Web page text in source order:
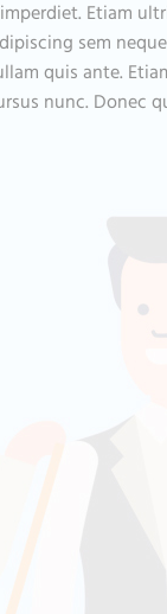
Etiam
sem
quis ante.
nunc. Donec